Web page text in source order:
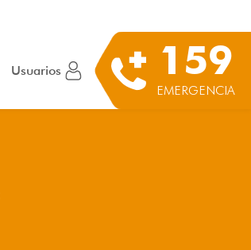
Usuarios 159
EMERGENCIA